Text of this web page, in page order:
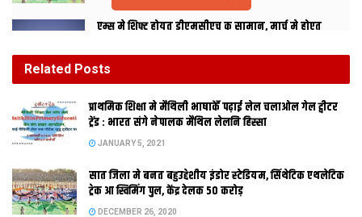
एम्स मे शिफ्ट होयत डीएमसीएच क सामान, मार्च मे होएत
लोकनि, 29 कए जायतीह बेंगलुरु
पटना। बिहार मे पंचायत चुनाव क बिगुल बाजि गेल। पंचायत प्रतिनिधि कए
2 लाख 60 हजार 664 पद पर निर्वाचन क लेल राज्य सरकार 20 अप्रैल स
Related Posts
प्राथमिक शि‍क्षा मे मैथि‍ली भाषाकेँ पढ़ाई लेल चलाओल गेल ट्वीटर
ट्रेंड : भारत संगे नेपालक मैथिल लेलनि हिस्सा
JANUARY 5, 2021
सात जिला मे बनत बहुउद्देशीय इंडोर स्‍टेडि‍यम, सिंथेटिक एथलेटिक
ट्रेक आ स्विमिंग पुल, केंद्र देलक 50 करोड़
DECEMBER 26, 2020